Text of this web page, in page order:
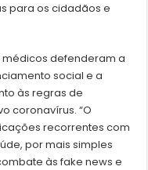
para os cidadãos e
defenderam a
social e a
às regras de
coronavírus. “O
recorrentes com
por mais simples
às fake news e